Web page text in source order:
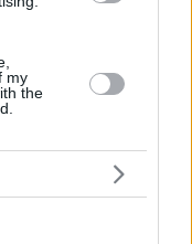
my
the
για τις
τη θανάτωση του